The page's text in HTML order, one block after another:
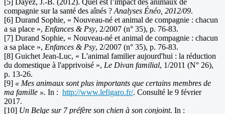
compagnie sur la santé des aînés ? Analyses Énéo, 2012/09.
[6] Durand Sophie, « Nouveau-né et animal de compagnie : chacun
a sa place », Enfances & Psy, 2/2007 (n° 35), p. 76-83.
[7] Durand Sophie, « Nouveau-né et animal de compagnie : chacun
a sa place », Enfances & Psy, 2/2007 (n° 35), p. 76-83.
[8] Guichet Jean-Luc, « L'animal familier aujourd'hui : la réduction
du domestique à l'apprivoisé », Le Divan familial, 1/2011 (N° 26),
p. 13-26.
[9] « Mes animaux sont plus importants que certains membres de
ma famille ». In : http://www.lefigaro.fr/. Consulté le 9 février
2017.
[10] Un Belge sur 7 préfère son chien à son conjoint. In :